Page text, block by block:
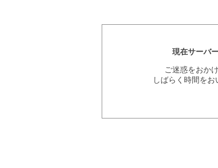
現在サーバ
ご迷惑をおか
しばらく時間を